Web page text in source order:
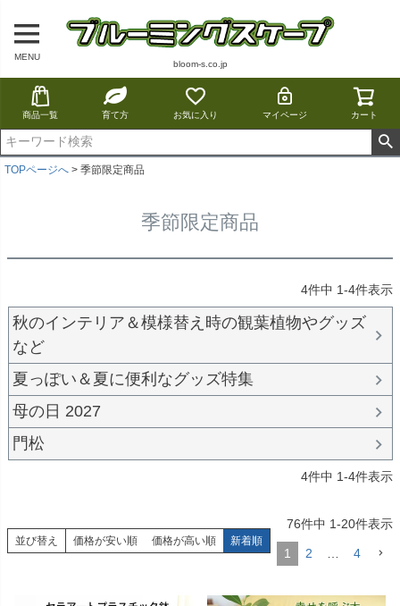
MENU
bloom-s.co.jp
商品一覧 育て方 お気に入り マイページ カート
TOPページへ 季節限定商品
季節限定商品
4件中 1-4件表示
秋のインテリア＆模様替え時の観葉植物やグッズ
など
夏っぽい＆夏に便利なグッズ特集
母の日 2027
門松
4件中 1-4件表示
並び替え 価格が安い順 価格が高い順 新着順
76件中 1-20件表示
1 2 4